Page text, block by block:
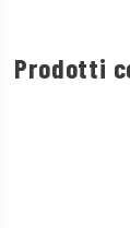
Prodotti